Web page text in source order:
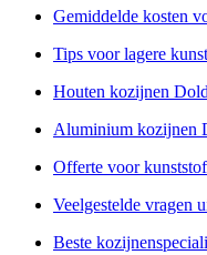
Gemiddelde kosten
Tips voor lagere
Houten kozijnen
Aluminium kozijnen
Offerte voor
Veelgestelde vragen
Beste